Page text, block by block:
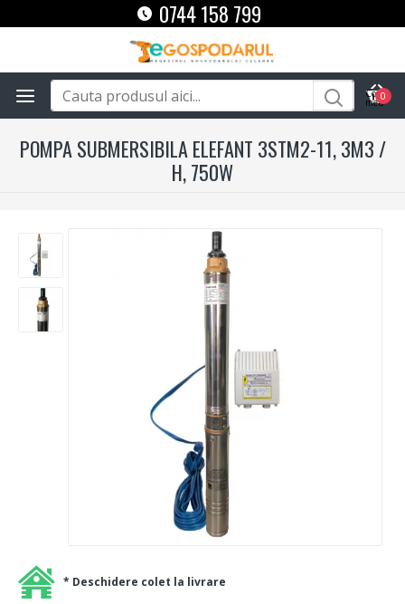
0744 158 799
0
POMPA SUBMERSIBILA ELEFANT 3STM2-11, 3M3 /
H, 750W
* Deschidere colet la livrare